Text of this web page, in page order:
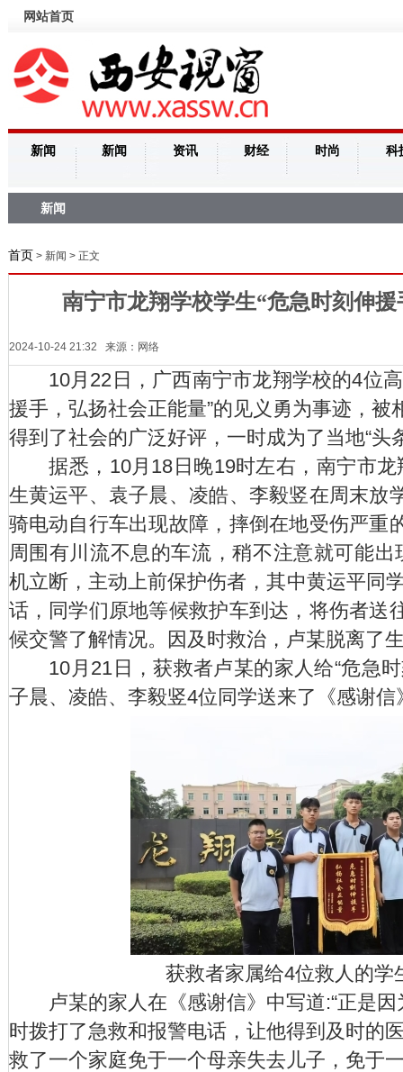
网站首页
新闻 新闻 资讯 财经 时尚 科
新闻
首页 > 新闻 > 正文
南宁市龙翔学校学生“危急时刻伸援
2024-10-24 21:32 来源：网络
10月22日，广西南宁市龙翔学校的4位高
援手，弘扬社会正能量”的见义勇为事迹，被
得到了社会的广泛好评，一时成为了当地“头
据悉，10月18日晚19时左右，南宁市龙
生黄运平、袁子晨、凌皓、李毅竖在周末放
骑电动自行车出现故障，摔倒在地受伤严重
周围有川流不息的车流，稍不注意就可能
机立断，主动上前保护伤者，其中黄运平同
话，同学们原地等候救护车到达，将伤者送
候交警了解情况。因及时救治，卢某脱离了
10月21日，获救者卢某的家人给“危急时
子晨、凌皓、李毅竖4位同学送来了《感谢信
获救者家属给4位救人的学
卢某的家人在《感谢信》中写道:“正是因
时拨打了急救和报警电话，让他得到及时的
救了一个家庭免于一个母亲失去儿子，免于